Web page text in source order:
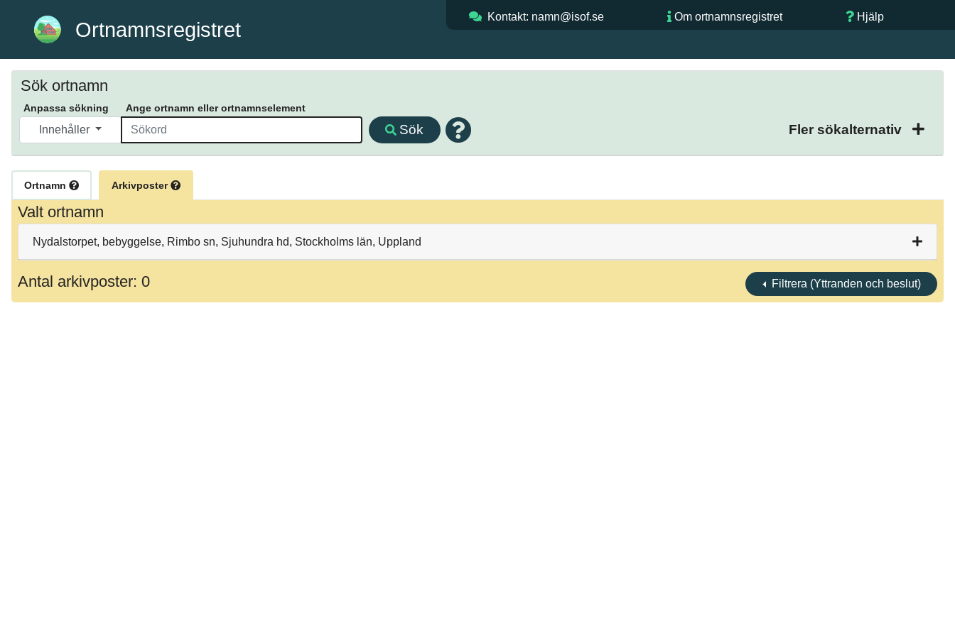
Ortnamnsregistret
Kontakt: namn@isof.se Om ortnamnsregistret Hjälp
Sök ortnamn
Anpassa sökning Ange ortnamn eller ortnamnselement
Innehåller Sök Fler sökalternativ
Ortnamn Arkivposter
Valt ortnamn
Nydalstorpet, bebyggelse, Rimbo sn, Sjuhundra hd, Stockholms län, Uppland
Antal arkivposter: 0 Filtrera (Yttranden och beslut)